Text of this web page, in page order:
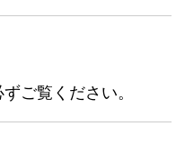
ずご覧ください。